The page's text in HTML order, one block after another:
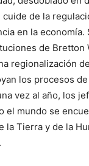
cuide de la
en la economía.
de Bretton
regionalización
los procesos
vez al año, los
el mundo se
la Tierra y de la